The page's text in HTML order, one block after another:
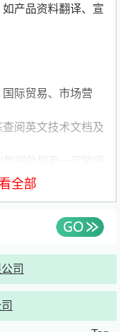
产品资料翻译、宣
际贸易、市场营
阅英文技术文档及
有医疗或外贸相关
司
全部
司